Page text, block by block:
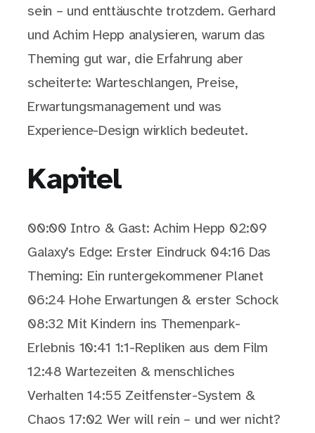
sein – und enttäuschte trotzdem. Gerhard
und Achim Hepp analysieren, warum das
Theming gut war, die Erfahrung aber
scheiterte: Warteschlangen, Preise,
Erwartungsmanagement und was
Experience-Design wirklich bedeutet.
Kapitel
00:00 Intro & Gast: Achim Hepp 02:09
Galaxy’s Edge: Erster Eindruck 04:16 Das
Theming: Ein runtergekommener Planet
06:24 Hohe Erwartungen & erster Schock
08:32 Mit Kindern ins Themenpark-
Erlebnis 10:41 1:1-Repliken aus dem Film
12:48 Wartezeiten & menschliches
Verhalten 14:55 Zeitfenster-System &
Chaos 17:02 Wer will rein – und wer nicht?